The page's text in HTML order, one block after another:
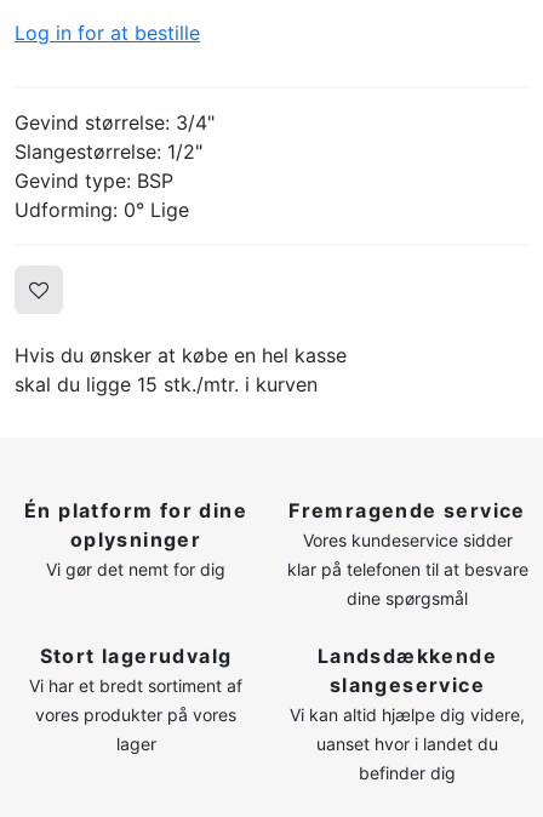
Log in for at bestille
Gevind størrelse: 3/4"
Slangestørrelse: 1/2"
Gevind type: BSP
Udforming: 0° Lige
Hvis du ønsker at købe en hel kasse
skal du ligge 15 stk./mtr. i kurven
Én platform for dine
oplysninger
Vi gør det nemt for dig
Fremragende service
Vores kundeservice sidder
klar på telefonen til at besvare
dine spørgsmål
Stort lagerudvalg
Vi har et bredt sortiment af
vores produkter på vores
lager
Landsdækkende
slangeservice
Vi kan altid hjælpe dig videre,
uanset hvor i landet du
befinder dig